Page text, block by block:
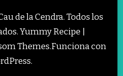
de la Cendra. Todos los
Yummy Recipe |
Themes.Funciona con
.